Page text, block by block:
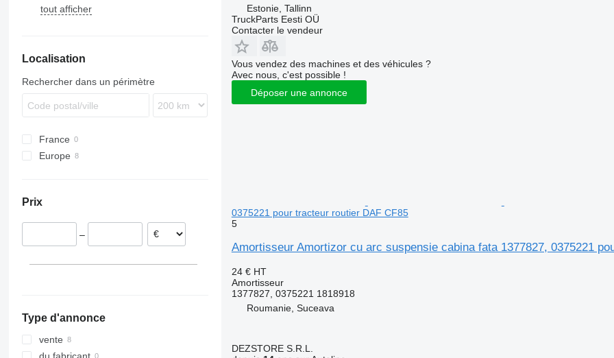
CF 460
XF 106
TGX
Atego
P-series
FH
FMX
tout afficher
Localisation
Rechercher dans un périmètre
France
Europe
Prix
–
Type d'annonce
vente
Estonie, Tallinn
TruckParts Eesti OÜ
Contacter le vendeur
Vous vendez des machines et des véhicules ?
Avec nous, c'est possible !
Déposer une annonce
0375221 pour tracteur routier DAF CF85
5
Amortisseur Amortizor cu arc suspensie cabina fata 1377827, 0375221
24 € HT
Amortisseur
1377827, 0375221 1818918
Roumanie, Suceava
DEZSTORE S.R.L.